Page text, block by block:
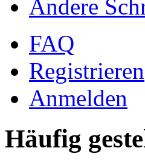
Ändere
FAQ
Registrieren
Anmelden
Häufig